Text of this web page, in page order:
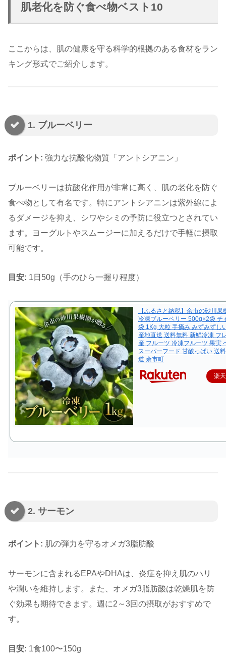
肌老化を防ぐ食べ物ベスト10
ここからは、肌の健康を守る科学的根拠のある食材をラン
キング形式でご紹介します。
1. ブルーベリー
ポイント: 強力な抗酸化物質「アントシアニン」
ブルーベリーは抗酸化作用が非常に高く、肌の老化を防ぐ
食べ物として有名です。特にアントシアニンは紫外線によ
るダメージを抑え、シワやシミの予防に役立つとされてい
ます。ヨーグルトやスムージーに加えるだけで手軽に摂取
可能です。
目安: 1日50g（手のひら一握り程度）
【ふるさと納税】余市の砂川果
冷凍ブルーベリー 500g×2袋 チ
袋 1Kg 大粒 手摘み みずみずし
産地直送 送料無料 新鮮冷凍 フ
産 フルーツ 冷凍フルーツ 果実
スーパーフード 甘酸っぱい 送
道 余市町
楽
2. サーモン
ポイント: 肌の弾力を守るオメガ3脂肪酸
サーモンに含まれるEPAやDHAは、炎症を抑え肌のハリ
や潤いを維持します。また、オメガ3脂肪酸は乾燥肌を防
ぐ効果も期待できます。週に2～3回の摂取がおすすめで
す。
目安: 1食100〜150g